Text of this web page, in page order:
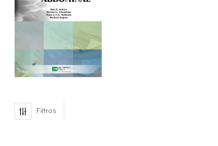
Filtros